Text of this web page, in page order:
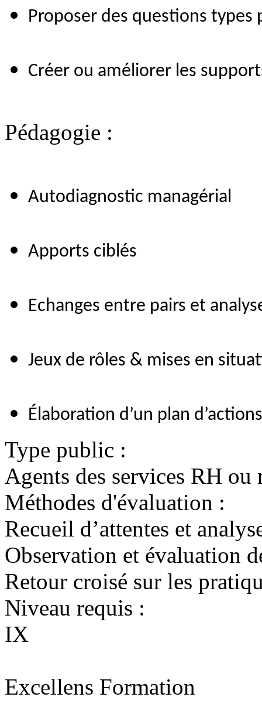
Proposer des questions
Créer ou améliorer les
Pédagogie :
Autodiagnostic managérial
Apports ciblés
Echanges entre pairs et
Jeux de rôles & mises en
Élaboration d’un plan
Type public :
Agents des services RH ou
Méthodes d'évaluation :
Recueil d’attentes et
Observation et évaluation
Retour croisé sur les
Niveau requis :
IX
Excellens Formation